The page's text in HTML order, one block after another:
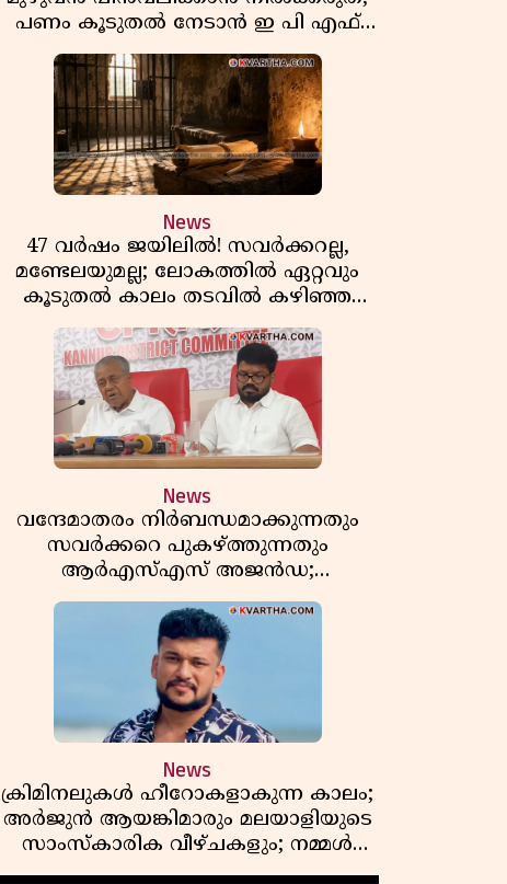
പണം കൂടുതൽ നേടാൻ ഇ പി എഫ്
ഒയുടെ നിയമം അറിയാം
News
47 വർഷം ജയിലിൽ! സവർക്കറല്ല,
മണ്ടേലയുമല്ല; ലോകത്തിൽ ഏറ്റവും
കൂടുതൽ കാലം തടവിൽ കഴിഞ്ഞ
രാഷ്ട്രീയ തടവുകാരൻ ഇദ്ദേഹം! ഒരു
ഇന്ത്യൻ സ്വാതന്ത്ര്യസമര സേനാനിയുടെ
വേറിട്ട കഥ
News
വന്ദേമാതരം നിർബന്ധമാക്കുന്നതും
സവർക്കറെ പുകഴ്ത്തുന്നതും
ആർഎസ്എസ് അജൻഡ;
സർക്കാരിനെതിരെ പിണറായി വിജയൻ
News
ക്രിമിനലുകൾ ഹീറോകളാകുന്ന കാലം;
അർജുൻ ആയങ്കിമാരും മലയാളിയുടെ
സാംസ്കാരിക വീഴ്ചകളും; നമ്മൾ
എങ്ങോട്ടാണ് പോകുന്നത്